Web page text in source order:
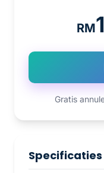
RM
Gratis
Specificaties